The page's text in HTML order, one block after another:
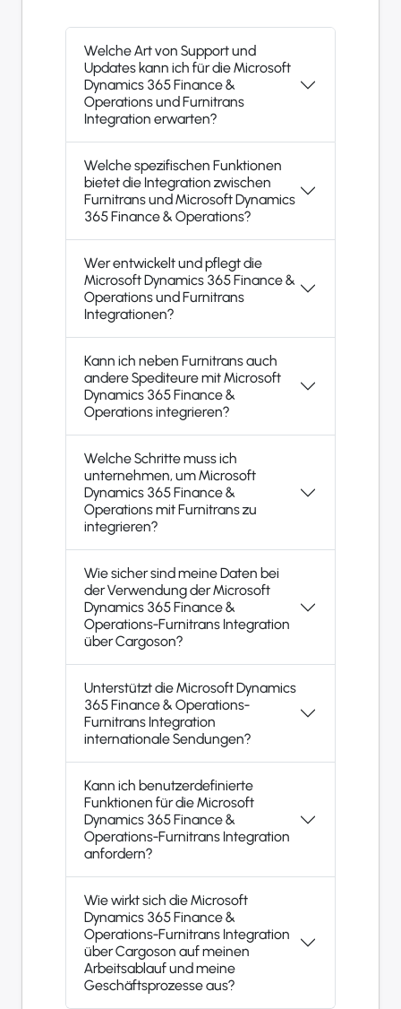
Welche Art von Support und
Updates kann ich für die Microsoft
Dynamics 365 Finance &
Operations und Furnitrans
Integration erwarten?
Welche spezifischen Funktionen
bietet die Integration zwischen
Furnitrans und Microsoft Dynamics
365 Finance & Operations?
Wer entwickelt und pflegt die
Microsoft Dynamics 365 Finance &
Operations und Furnitrans
Integrationen?
Kann ich neben Furnitrans auch
andere Spediteure mit Microsoft
Dynamics 365 Finance &
Operations integrieren?
Welche Schritte muss ich
unternehmen, um Microsoft
Dynamics 365 Finance &
Operations mit Furnitrans zu
integrieren?
Wie sicher sind meine Daten bei
der Verwendung der Microsoft
Dynamics 365 Finance &
Operations-Furnitrans Integration
über Cargoson?
Unterstützt die Microsoft Dynamics
365 Finance & Operations-
Furnitrans Integration
internationale Sendungen?
Kann ich benutzerdefinierte
Funktionen für die Microsoft
Dynamics 365 Finance &
Operations-Furnitrans Integration
anfordern?
Wie wirkt sich die Microsoft
Dynamics 365 Finance &
Operations-Furnitrans Integration
über Cargoson auf meinen
Arbeitsablauf und meine
Geschäftsprozesse aus?